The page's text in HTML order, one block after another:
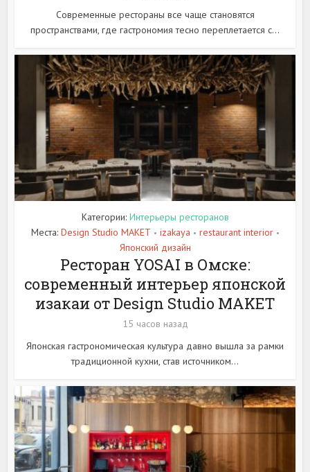
Современные рестораны все чаще становятся
пространствами, где гастрономия тесно переплетается с...
Категории: Интерьеры ресторанов
Места: Design Studio MAKET • izakaya • restaurant interior •
Японский дизайн
Ресторан YOSAI в Омске:
современный интерьер японской
изакаи от Design Studio MAKET
15 часов назад
Японская гастрономическая культура давно вышла за рамки
традиционной кухни, став источником...